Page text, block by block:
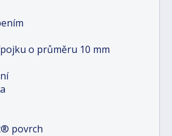
o průměru 10 mm
povrch